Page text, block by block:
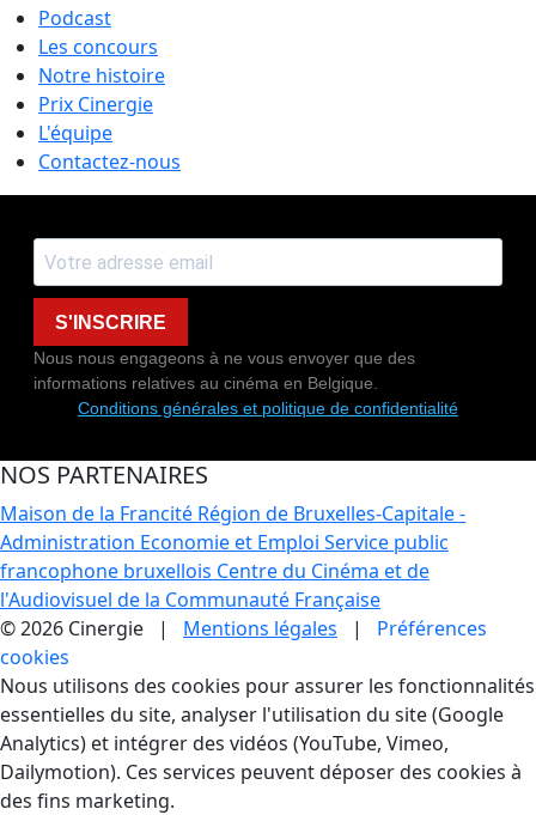
Podcast
Les concours
Notre histoire
Prix Cinergie
L'équipe
Contactez-nous
S'INSCRIRE
Nous nous engageons à ne vous envoyer que des
informations relatives au cinéma en Belgique.
Conditions générales et politique de confidentialité
NOS PARTENAIRES
Maison de la Francité Région de Bruxelles-Capitale -
Administration Economie et Emploi Service public
francophone bruxellois Centre du Cinéma et de
l'Audiovisuel de la Communauté Française
© 2026 Cinergie | Mentions légales | Préférences
cookies
Gestion des Cookies
Nous utilisons des cookies pour assurer les fonctionnalités
essentielles du site, analyser l'utilisation du site (Google
Analytics) et intégrer des vidéos (YouTube, Vimeo,
Dailymotion). Ces services peuvent déposer des cookies à
des fins marketing.